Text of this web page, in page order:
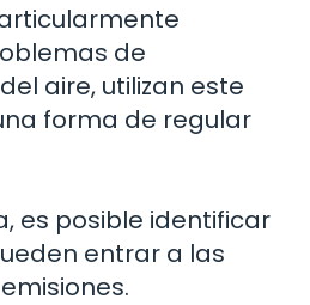
de
aire, utilizan este
forma de regular
es posible identificar
entrar a las